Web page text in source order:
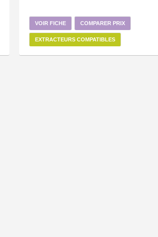
VOIR FICHE COMPARER PRIX
EXTRACTEURS COMPATIBLES